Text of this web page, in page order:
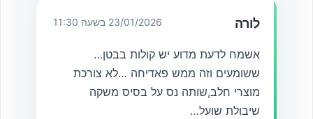
לורה 23/01/2026 בשעה 11:30
אשמח לדעת מדוע יש קולות בבטן…
ששומעים וזה ממש פאדיחה …לא צורכת
מוצרי חלב,שותה נס על בסיס משקה
שיבולת שועל…